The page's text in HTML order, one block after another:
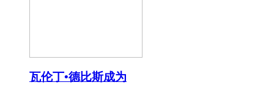
瓦伦丁•德比斯成为